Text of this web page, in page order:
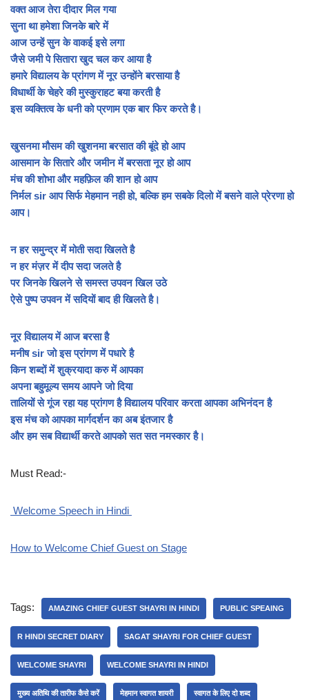
वक्त आज तेरा दीदार मिल गया
सुना था हमेशा जिनके बारे में
आज उन्हें सुन के वाकई इसे लगा
जैसे जमी पे सितारा खुद चल कर आया है
हमारे विद्यालय के प्रांगण में नूर उन्होंने बरसाया है
विधार्थी के चेहरे की मुस्कुराहट बया करती है
इस व्यक्तित्व के धनी को प्रणाम एक बार फिर करते है।
खुसनमा मौसम की खुशनमा बरसात की बूंदे हो आप
आसमान के सितारे और जमीन में बरसता नूर हो आप
मंच की शोभा और महफ़िल की शान हो आप
निर्मल sir आप सिर्फ मेहमान नही हो, बल्कि हम सबके दिलो में बसने वाले प्रेरणा हो
आप।
न हर समुन्द्र में मोती सदा खिलते है
न हर मंज़र में दीप सदा जलते है
पर जिनके खिलने से समस्त उपवन खिल उठे
ऐसे पुष्प उपवन में सदियों बाद ही खिलते है।
नूर विद्यालय में आज बरसा है
मनीष sir जो इस प्रांगण में पधारे है
किन शब्दों में शुक्रयादा करु में आपका
अपना बहुमूल्य समय आपने जो दिया
तालियों से गूंज रहा यह प्रांगण है विद्यालय परिवार करता आपका अभिनंदन है
इस मंच को आपका मार्गदर्शन का अब इंतजार है
और हम सब विद्यार्थी करते आपको सत सत नमस्कार है।
Must Read:-
Welcome Speech in Hindi
How to Welcome Chief Guest on Stage
Tags: AMAZING CHIEF GUEST SHAYRI IN HINDI PUBLIC SPEAING
R HINDI SECRET DIARY SAGAT SHAYRI FOR CHIEF GUEST
WELCOME SHAYRI WELCOME SHAYRI IN HINDI
मुख्य अतिथि की तारीफ कैसे करें मेहमान स्वागत शायरी स्वागत के लिए दो शब्द